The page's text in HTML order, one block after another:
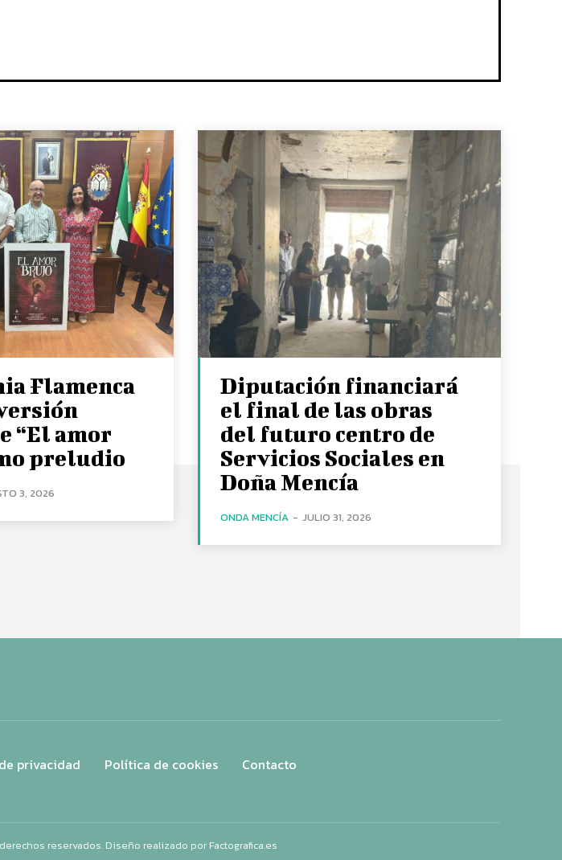
Flamenca
“El amor
preludio
3, 2026
Diputación financiará
el final de las obras
del futuro centro de
Servicios Sociales en
Doña Mencía
ONDA MENCÍA - JULIO 31, 2026
privacidad Política de cookies Contacto
reservados. Diseño realizado por Factografica.es